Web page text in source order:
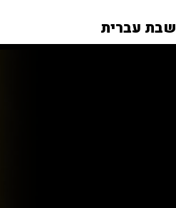
שבת עברית